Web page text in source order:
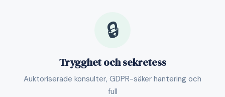
🔒
Trygghet och sekretess
Auktoriserade konsulter, GDPR-säker hantering och
full